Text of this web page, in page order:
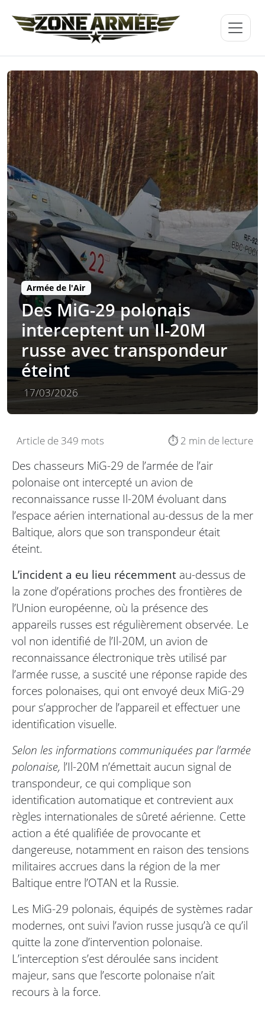
Armée de l'Air
Des MiG-29 polonais
interceptent un Il-20M
russe avec transpondeur
éteint
17/03/2026
Article de 349 mots ⏱️ 2 min de lecture
Des chasseurs MiG-29 de l’armée de l’air
polonaise ont intercepté un avion de
reconnaissance russe Il-20M évoluant dans
l’espace aérien international au-dessus de la mer
Baltique, alors que son transpondeur était
éteint.
L’incident a eu lieu récemment au-dessus de
la zone d’opérations proches des frontières de
l’Union européenne, où la présence des
appareils russes est régulièrement observée. Le
vol non identifié de l’Il-20M, un avion de
reconnaissance électronique très utilisé par
l’armée russe, a suscité une réponse rapide des
forces polonaises, qui ont envoyé deux MiG-29
pour s’approcher de l’appareil et effectuer une
identification visuelle.
Selon les informations communiquées par l’armée
polonaise, l’Il-20M n’émettait aucun signal de
transpondeur, ce qui complique son
identification automatique et contrevient aux
règles internationales de sûreté aérienne. Cette
action a été qualifiée de provocante et
dangereuse, notamment en raison des tensions
militaires accrues dans la région de la mer
Baltique entre l’OTAN et la Russie.
Les MiG-29 polonais, équipés de systèmes radar
modernes, ont suivi l’avion russe jusqu’à ce qu’il
quitte la zone d’intervention polonaise.
L’interception s’est déroulée sans incident
majeur, sans que l’escorte polonaise n’ait
recours à la force.